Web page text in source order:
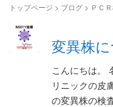
トップページ > ブログ > ＰＣ
変異株
こんにちは。
リニックの皮
の変異株の検